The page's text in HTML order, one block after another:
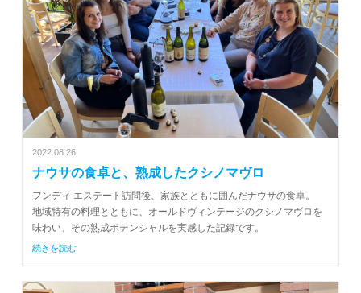
2022.08.26
ナウサの食卓と、熟成したクシノマヴロ
フンディ エステート訪問後、家族とともに囲んだナウサの食卓。
地域特有の料理とともに、オールドヴィンテージのクシノマヴロを
味わい、その熟成ポテンシャルを実感した記録です。
続きを読む